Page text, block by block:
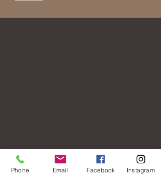
Phone Email Facebook Instagram